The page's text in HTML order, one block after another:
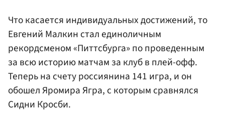
Что касается индивидуальных достижений, то
Евгений Малкин стал единоличным
рекордсменом «Питтсбурга» по проведенным
за всю историю матчам за клуб в плей-офф.
Теперь на счету россиянина 141 игра, и он
обошел Яромира Ягра, с которым сравнялся
Сидни Кросби.